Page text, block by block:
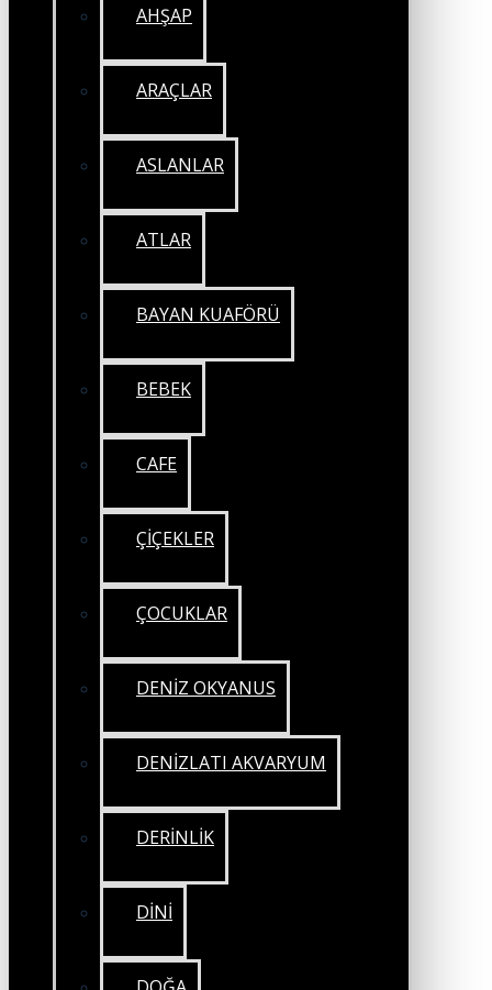
AHŞAP
ARAÇLAR
ASLANLAR
ATLAR
BAYAN KUAFÖRÜ
BEBEK
CAFE
ÇİÇEKLER
ÇOCUKLAR
DENİZ OKYANUS
DENİZLATI AKVARYUM
DERİNLİK
DİNİ